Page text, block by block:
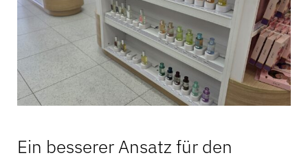
Ein besserer Ansatz für den